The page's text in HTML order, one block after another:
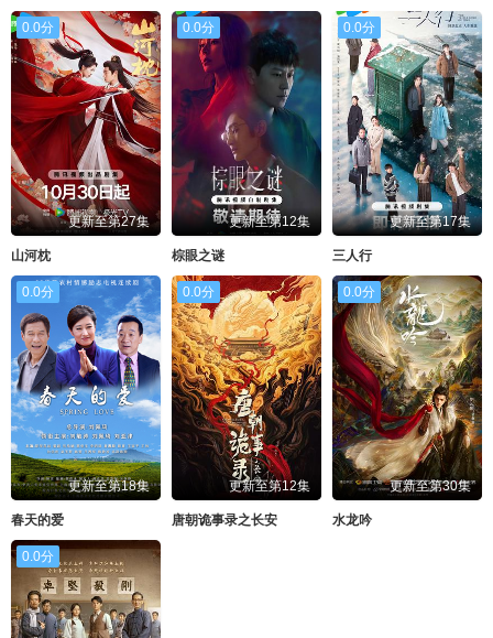
0.0分
更新至第27集
山河枕
0.0分
更新至第12集
棕眼之谜
0.0分
更新至第17集
三人行
0.0分
更新至第18集
春天的爱
0.0分
更新至第12集
唐朝诡事录之长安
0.0分
更新至第30集
水龙吟
0.0分